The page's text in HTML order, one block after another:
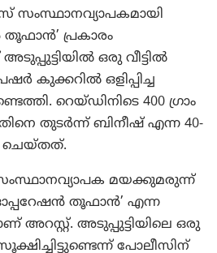
സംസ്ഥാനവ്യാപകമായി
തൂഫാന്‍’ പ്രകാരം
ഒരു വീട്ടില്‍
കുക്കറിൽ ഒളിപ്പിച്ച
റെയ്ഡിനിടെ 400 ഗ്രാം
തുടർന്ന് ബിനീഷ് എന്ന 40-
ചെയ്തത്.
മയക്കുമരുന്ന്
തൂഫാന്‍’ എന്ന
അറസ്റ്റ്. അടുപ്പുട്ടിയിലെ ഒരു
പോലീസിന്